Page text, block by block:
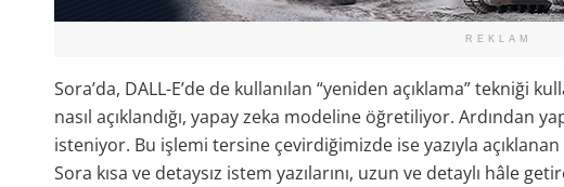
REKLAM
Sora’da, DALL-E’de de kullanılan “yeniden açıklama” tekniği
nasıl açıklandığı, yapay zeka modeline öğretiliyor. Ardından
isteniyor. Bu işlemi tersine çevirdiğimizde ise yazıyla
Sora kısa ve detaysız istem yazılarını, uzun ve detaylı hâle